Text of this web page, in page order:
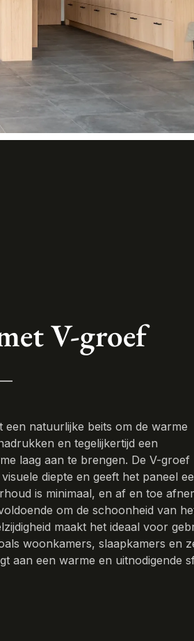
V-groef
een natuurlijke beits om de warme
en tegelijkertijd een
laag aan te brengen. De V-groef
diepte en geeft het paneel
is minimaal, en af en toe
om de schoonheid van
maakt het ideaal voor
woonkamers, slaapkamers en
aan een warme en uitnodigende